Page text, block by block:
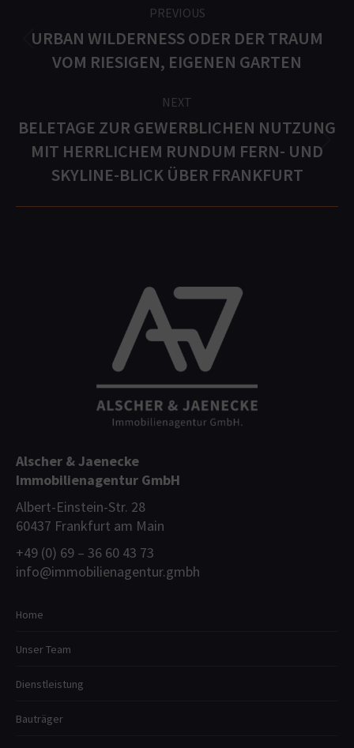
NAVIGATION
PREVIOUS
Previous
project:
URBAN WILDERNESS ODER DER TRAUM
VOM RIESIGEN, EIGENEN GARTEN
NEXT
Next
project:
BELETAGE ZUR GEWERBLICHEN NUTZUNG
MIT HERRLICHEM RUNDUM FERN- UND
SKYLINE-BLICK ÜBER FRANKFURT
Alscher & Jaenecke
Immobilienagentur GmbH
Albert-Einstein-Str. 28
60437 Frankfurt am Main
+49 (0) 69 – 36 60 43 73
info@immobilienagentur.gmbh
Home
Unser Team
Dienstleistung
Bauträger